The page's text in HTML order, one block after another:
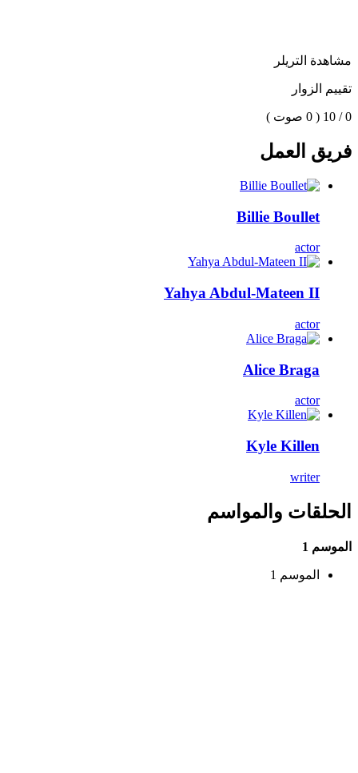
مشاهدة التريلر
تقييم الزوار
0 / 10 ( 0 صوت )
فريق العمل
Billie Boullet
actor
Yahya Abdul-Mateen II
actor
Alice Braga
actor
Kyle Killen
writer
الحلقات والمواسم
الموسم 1
الموسم 1